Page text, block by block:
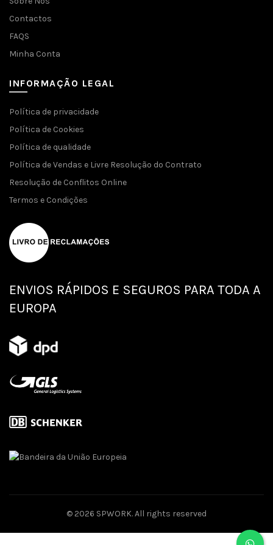
Contactos
FAQS
Minha Conta
INFORMAÇÃO LEGAL
Política de privacidade
Política de Cookies
Política de qualidade
Política de Vendas e Livre Resolução do Contrato
Resolução de Conflitos Online
Termos e Condições
ENVIOS RÁPIDOS E SEGUROS PARA TODA A
EUROPA
© 2026 SPWORK. All rights reserved